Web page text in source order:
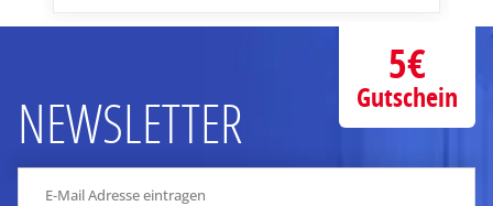
NEWSLETTER
5€
Gutschein